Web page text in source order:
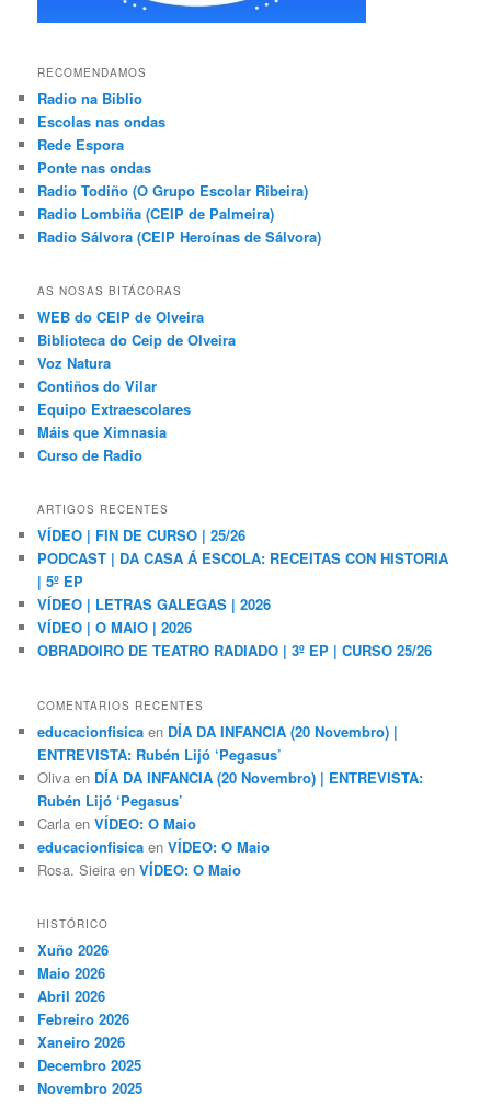
RECOMENDAMOS
Radio na Biblio
Escolas nas ondas
Rede Espora
Ponte nas ondas
Radio Todiño (O Grupo Escolar Ribeira)
Radio Lombiña (CEIP de Palmeira)
Radio Sálvora (CEIP Heroínas de Sálvora)
AS NOSAS BITÁCORAS
WEB do CEIP de Olveira
Biblioteca do Ceip de Olveira
Voz Natura
Contiños do Vilar
Equipo Extraescolares
Máis que Ximnasia
Curso de Radio
ARTIGOS RECENTES
VÍDEO | FIN DE CURSO | 25/26
PODCAST | DA CASA Á ESCOLA: RECEITAS CON HISTORIA
| 5º EP
VÍDEO | LETRAS GALEGAS | 2026
VÍDEO | O MAIO | 2026
OBRADOIRO DE TEATRO RADIADO | 3º EP | CURSO 25/26
COMENTARIOS RECENTES
educacionfisica en DÍA DA INFANCIA (20 Novembro) |
ENTREVISTA: Rubén Lijó ‘Pegasus’
Oliva en DÍA DA INFANCIA (20 Novembro) | ENTREVISTA:
Rubén Lijó ‘Pegasus’
Carla enVÍDEO: O Maio
educacionfisica enVÍDEO: O Maio
Rosa. Sieira enVÍDEO: O Maio
HISTÓRICO
Xuño 2026
Maio 2026
Abril 2026
Febreiro 2026
Xaneiro 2026
Decembro 2025
Novembro 2025